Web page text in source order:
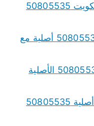
قطع غيار شانجان CHANGAN الكويت 50805535
قطع غيار دومي Domi الكويت 50805535 أصلية مع
قطع غيار جيلي Geely الكويت 50805535 الأصلية
قطع غيار جيتور Jetour بالكويت أصلية 50805535